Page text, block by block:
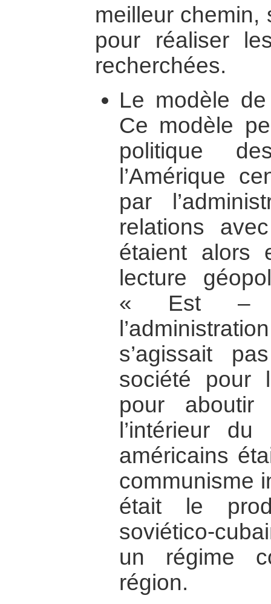
meilleur chemin,
pour réaliser
recherchées.
Le modèle
Ce modèle
politique
l’Amérique
par
relations
étaient alors
lecture
« Est –
s’agissait
société pour
pour
l’intérieur
américains
communisme
était le
soviético-
un régime
région.